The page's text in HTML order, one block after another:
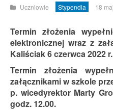
Uczniowie Stypendia 18
Termin złożenia
elektronicznej wraz z
Kaliściak 6 czerwca 2022 r.
Termin złożenia
załącznikami w szkole
p. wicedyrektor Marty
godz. 12.00.